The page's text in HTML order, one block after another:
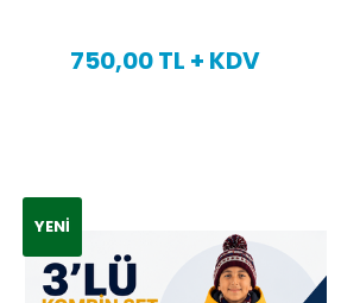
750,00 TL + KDV
YENI